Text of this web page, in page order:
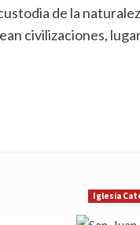
de la
civilizaciones,
Iglesia